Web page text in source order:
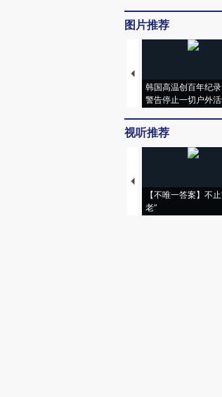
图片推荐
韩国高温创百年纪
警告停止一切户外
视听推荐
【不唯一答案】不
老”